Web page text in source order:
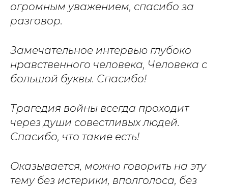
огромным уважением, спасибо за
разговор.
Замечательное интервью глубоко
нравственного человека, Человека с
большой буквы. Спасибо!
Трагедия войны всегда проходит
через души совестливых людей.
Спасибо, что такие есть!
Оказывается, можно говорить на эту
тему без истерики, вполголоса, без